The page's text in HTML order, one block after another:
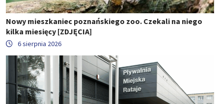
Nowy mieszkaniec poznańskiego zoo. Czekali na niego
kilka miesięcy [ZDJĘCIA]
6 sierpnia 2026